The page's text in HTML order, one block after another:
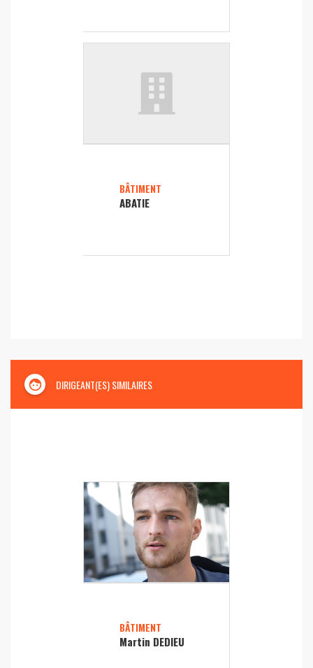
BÂTIMENT
ABATIE
face DIRIGEANT(ES) SIMILAIRES
BÂTIMENT
Martin DEDIEU